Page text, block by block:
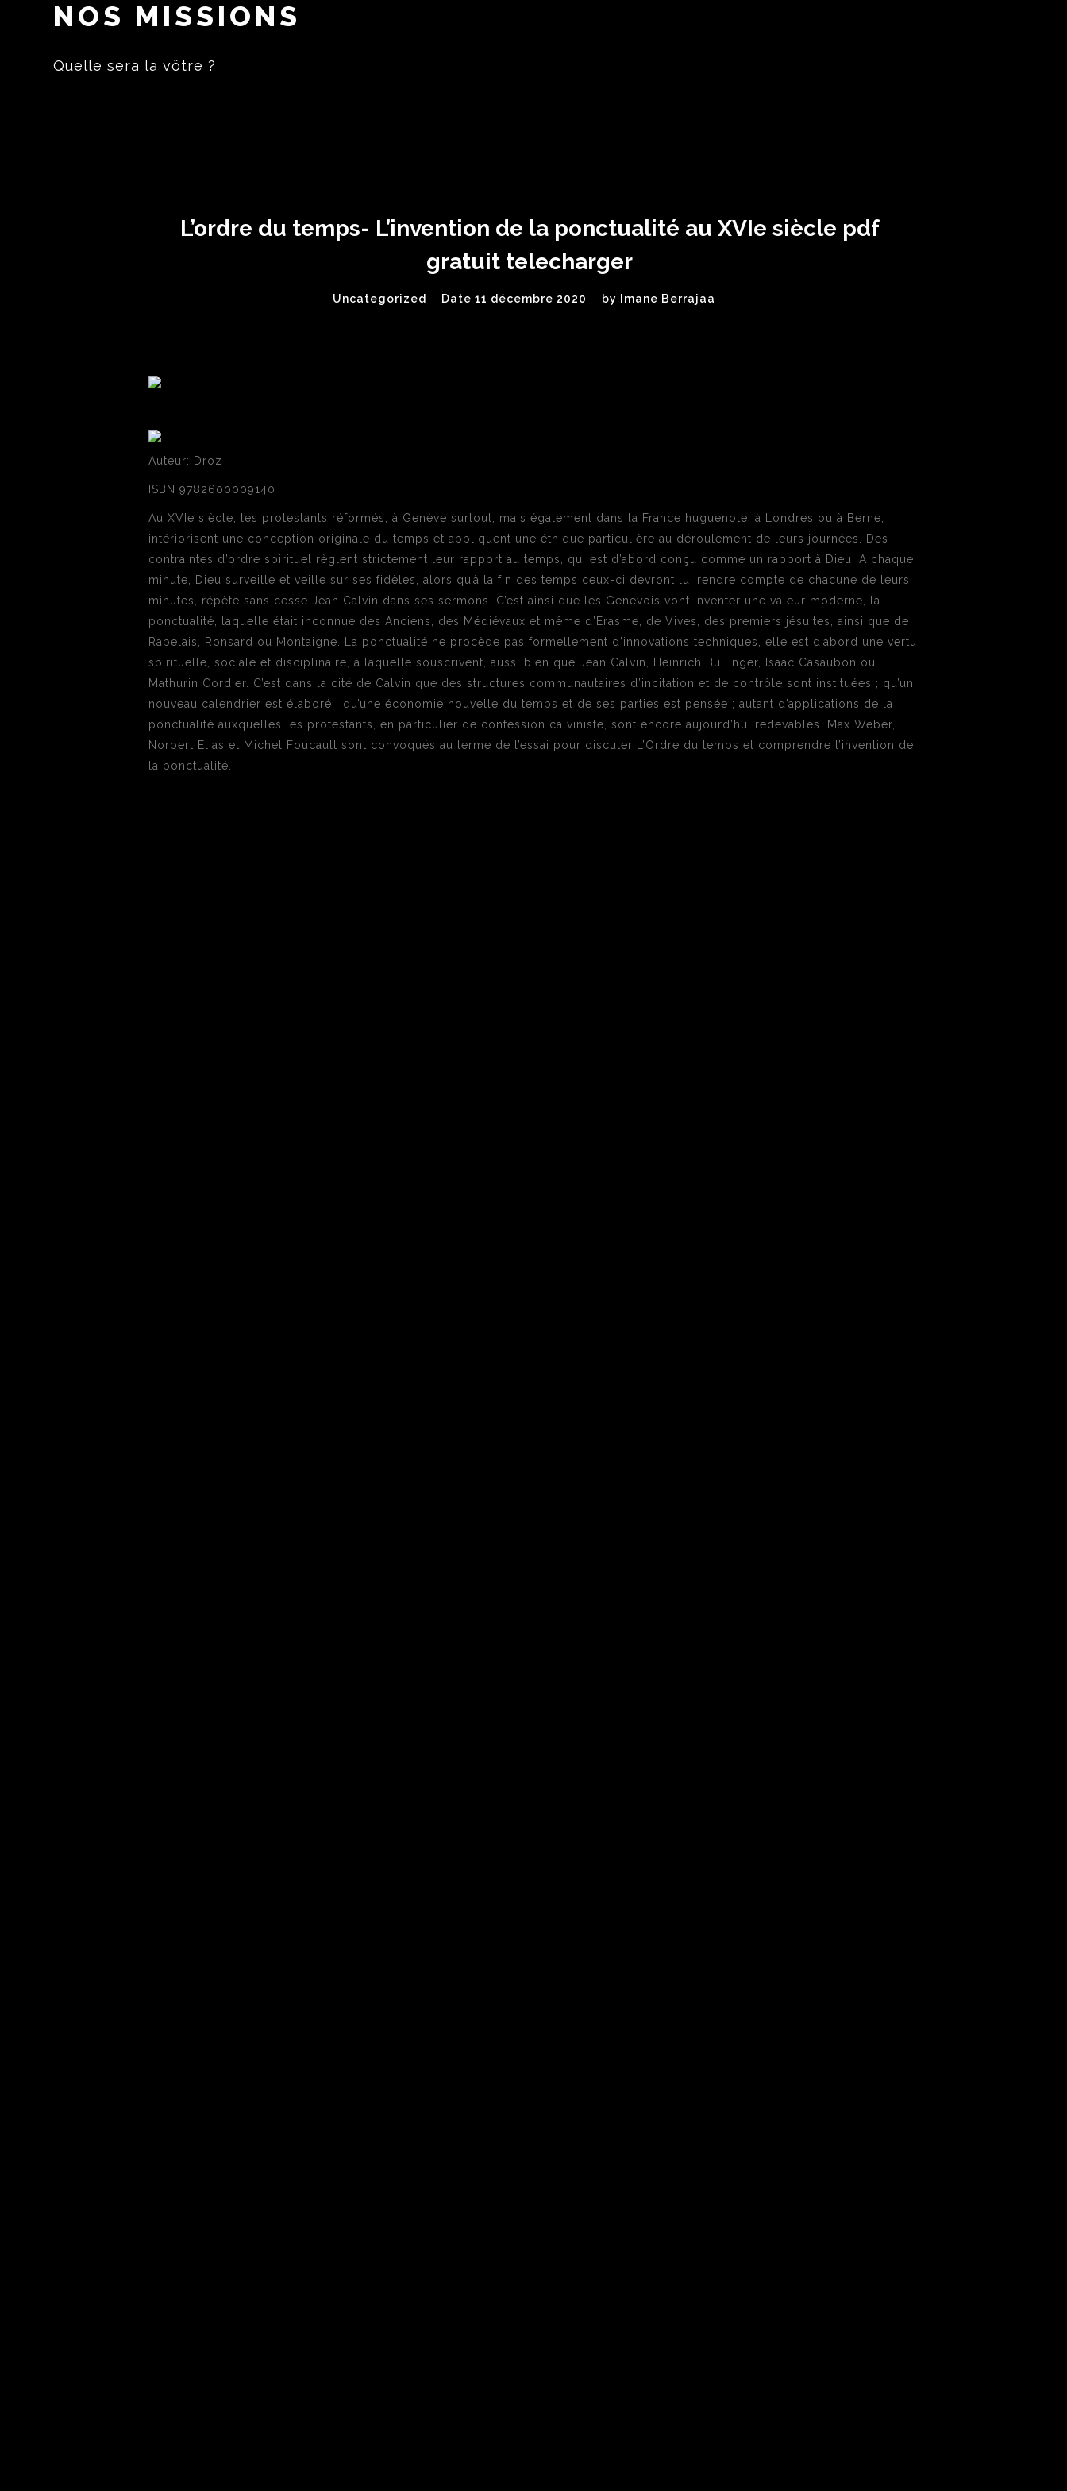
NOS MISSIONS
Quelle sera la vôtre ?
L’ordre du temps- L’invention de la ponctualité au XVIe siècle pdf
gratuit telecharger
Uncategorized Date 11 décembre 2020 by Imane Berrajaa
Auteur: Droz
ISBN 9782600009140
Au XVIe siècle, les protestants réformés, à Genève surtout, mais également dans la France huguenote, à Londres ou à Berne,
intériorisent une conception originale du temps et appliquent une éthique particulière au déroulement de leurs journées. Des
contraintes d’ordre spirituel règlent strictement leur rapport au temps, qui est d’abord conçu comme un rapport à Dieu. A chaque
minute, Dieu surveille et veille sur ses fidèles, alors qu’à la fin des temps ceux-ci devront lui rendre compte de chacune de leurs
minutes, répète sans cesse Jean Calvin dans ses sermons. C’est ainsi que les Genevois vont inventer une valeur moderne, la
ponctualité, laquelle était inconnue des Anciens, des Médiévaux et même d’Erasme, de Vives, des premiers jésuites, ainsi que de
Rabelais, Ronsard ou Montaigne. La ponctualité ne procède pas formellement d’innovations techniques, elle est d’abord une vertu
spirituelle, sociale et disciplinaire, à laquelle souscrivent, aussi bien que Jean Calvin, Heinrich Bullinger, Isaac Casaubon ou
Mathurin Cordier. C’est dans la cité de Calvin que des structures communautaires d’incitation et de contrôle sont instituées ; qu’un
nouveau calendrier est élaboré ; qu’une économie nouvelle du temps et de ses parties est pensée ; autant d’applications de la
ponctualité auxquelles les protestants, en particulier de confession calviniste, sont encore aujourd’hui redevables. Max Weber,
Norbert Elias et Michel Foucault sont convoqués au terme de l’essai pour discuter L’Ordre du temps et comprendre l’invention de
la ponctualité.